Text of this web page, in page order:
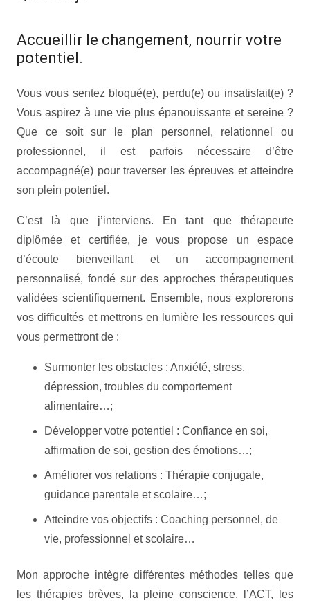
Accueillir le changement, nourrir votre
potentiel.
Vous vous sentez bloqué(e), perdu(e) ou insatisfait(e) ?
Vous aspirez à une vie plus épanouissante et sereine ?
Que ce soit sur le plan personnel, relationnel ou
professionnel, il est parfois nécessaire d’être
accompagné(e) pour traverser les épreuves et atteindre
son plein potentiel.
C’est là que j’interviens. En tant que thérapeute
diplômée et certifiée, je vous propose un espace
d’écoute bienveillant et un accompagnement
personnalisé, fondé sur des approches thérapeutiques
validées scientifiquement. Ensemble, nous explorerons
vos difficultés et mettrons en lumière les ressources qui
vous permettront de :
Surmonter les obstacles : Anxiété, stress,
dépression, troubles du comportement
alimentaire…;
Développer votre potentiel : Confiance en soi,
affirmation de soi, gestion des émotions…;
Améliorer vos relations : Thérapie conjugale,
guidance parentale et scolaire…;
Atteindre vos objectifs : Coaching personnel, de
vie, professionnel et scolaire…
Mon approche intègre différentes méthodes telles que
les thérapies brèves, la pleine conscience, l’ACT, les